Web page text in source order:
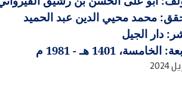
محمد محيي الدين عبد الحميد
دار الجيل
1401 هـ - 1981 م